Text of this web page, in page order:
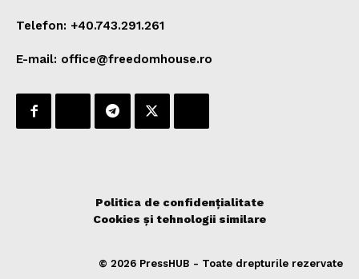
Telefon: +40.743.291.261
E-mail: office@freedomhouse.ro
Politica de confidențialitate
Cookies și tehnologii similare
© 2026 PressHUB - Toate drepturile rezervate